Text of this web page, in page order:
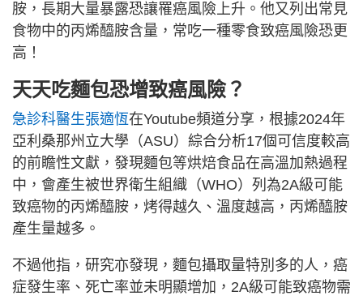
胺，長期大量暴露恐讓罹癌風險上升。他又列出常見
食物中的丙烯醯胺含量，常吃一種零食致癌風險恐更
高！
天天吃麵包恐增致癌風險？
急診科醫生張適恆在Youtube頻道分享，根據2024年
亞利桑那州立大學（ASU）綜合分析17個可信度較高
的前瞻性文獻，發現麵包等烘焙食品在高溫加熱過程
中，會產生被世界衛生組織（WHO）列為2A級可能
致癌物的丙烯醯胺，烤得越久、溫度越高，丙烯醯胺
產生量越多。
不過他指，研究亦發現，麵包攝取量特別多的人，癌
症發生率、死亡率並未明顯增加，2A級可能致癌物需